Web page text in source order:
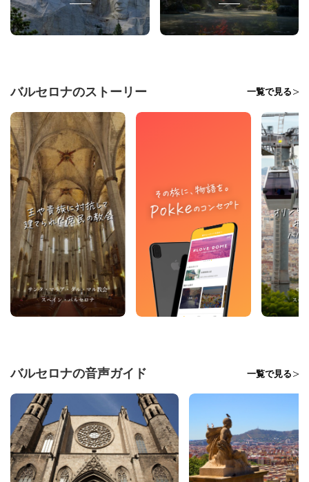
バルセロナのストーリー 一覧で見る
バルセロナの音声ガイド 一覧で見る